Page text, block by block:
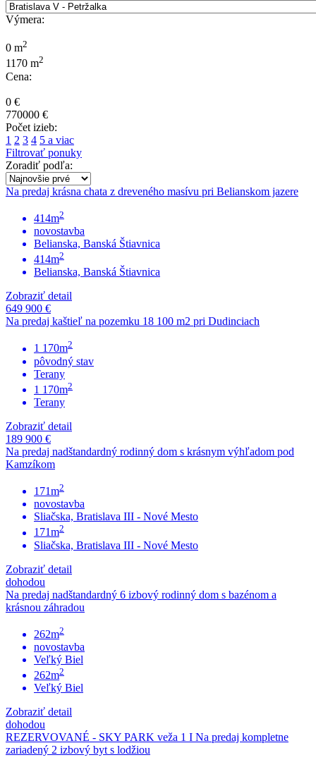
Výmera:
0 m2
1170 m2
Cena:
0 €
770000 €
Počet izieb:
1 2 3 4 5 a viac
Filtrovať ponuky
Zoradiť podľa:
Na predaj krásna chata z dreveného masívu pri Belianskom jazere
414m2
novostavba
Belianska, Banská Štiavnica
414m2
Belianska, Banská Štiavnica
Zobraziť detail
649 900 €
Na predaj kaštieľ na pozemku 18 100 m2 pri Dudinciach
1 170m2
pôvodný stav
Terany
1 170m2
Terany
Zobraziť detail
189 900 €
Na predaj nadštandardný rodinný dom s krásnym výhľadom pod
Kamzíkom
171m2
novostavba
Sliačska, Bratislava III - Nové Mesto
171m2
Sliačska, Bratislava III - Nové Mesto
Zobraziť detail
dohodou
Na predaj nadštandardný 6 izbový rodinný dom s bazénom a
krásnou záhradou
262m2
novostavba
Veľký Biel
262m2
Veľký Biel
Zobraziť detail
dohodou
REZERVOVANÉ - SKY PARK veža 1 I Na predaj kompletne
zariadený 2 izbový byt s lodžiou